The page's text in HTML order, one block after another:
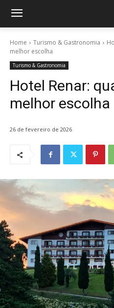
Home Turismo & Gastronomia
melhor escolha
Turismo & Gastronomia
Hotel Renar:
melhor escolha
26 de fevereiro de 2026